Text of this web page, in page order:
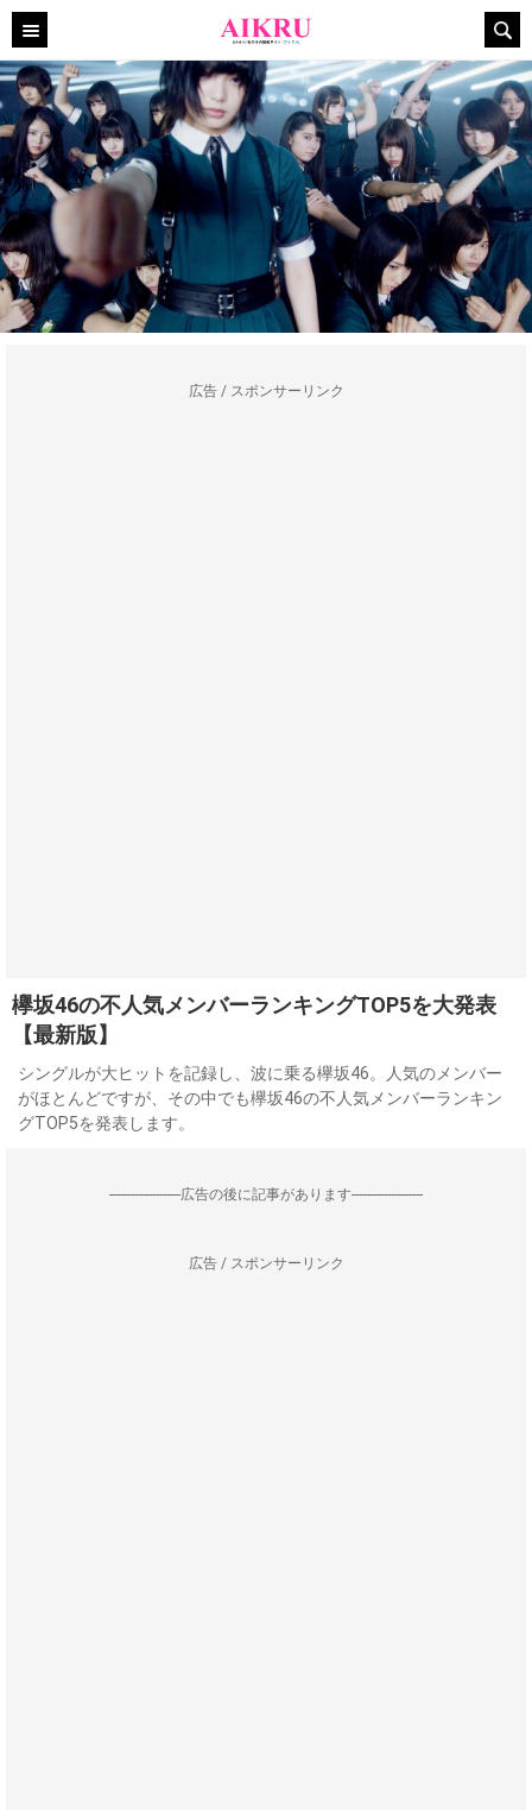
広告 / スポンサーリンク
欅坂46の不人気メンバーランキングTOP5を大発表
【最新版】
シングルが大ヒットを記録し、波に乗る欅坂46。人気のメンバー
がほとんどですが、その中でも欅坂46の不人気メンバーランキン
グTOP5を発表します。
--------------------広告の後に記事があります--------------------
広告 / スポンサーリンク